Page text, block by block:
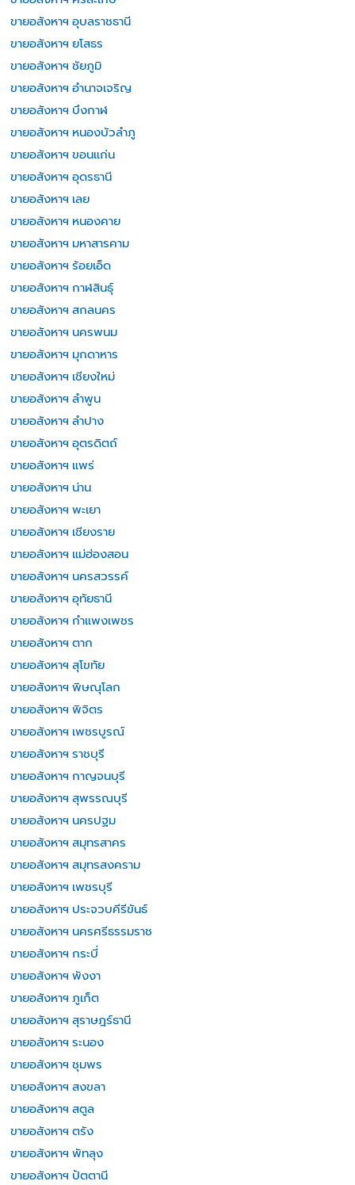
ขายอสังหาฯ อุบลราชธานี
ขายอสังหาฯ ยโสธร
ขายอสังหาฯ ชัยภูมิ
ขายอสังหาฯ อำนาจเจริญ
ขายอสังหาฯ บึงกาฬ
ขายอสังหาฯ หนองบัวลำภู
ขายอสังหาฯ ขอนแก่น
ขายอสังหาฯ อุดรธานี
ขายอสังหาฯ เลย
ขายอสังหาฯ หนองคาย
ขายอสังหาฯ มหาสารคาม
ขายอสังหาฯ ร้อยเอ็ด
ขายอสังหาฯ กาฬสินธุ์
ขายอสังหาฯ สกลนคร
ขายอสังหาฯ นครพนม
ขายอสังหาฯ มุกดาหาร
ขายอสังหาฯ เชียงใหม่
ขายอสังหาฯ ลำพูน
ขายอสังหาฯ ลำปาง
ขายอสังหาฯ อุตรดิตถ์
ขายอสังหาฯ แพร่
ขายอสังหาฯ น่าน
ขายอสังหาฯ พะเยา
ขายอสังหาฯ เชียงราย
ขายอสังหาฯ แม่ฮ่องสอน
ขายอสังหาฯ นครสวรรค์
ขายอสังหาฯ อุทัยธานี
ขายอสังหาฯ กำแพงเพชร
ขายอสังหาฯ ตาก
ขายอสังหาฯ สุโขทัย
ขายอสังหาฯ พิษณุโลก
ขายอสังหาฯ พิจิตร
ขายอสังหาฯ เพชรบูรณ์
ขายอสังหาฯ ราชบุรี
ขายอสังหาฯ กาญจนบุรี
ขายอสังหาฯ สุพรรณบุรี
ขายอสังหาฯ นครปฐม
ขายอสังหาฯ สมุทรสาคร
ขายอสังหาฯ สมุทรสงคราม
ขายอสังหาฯ เพชรบุรี
ขายอสังหาฯ ประจวบคีรีขันธ์
ขายอสังหาฯ นครศรีธรรมราช
ขายอสังหาฯ กระบี่
ขายอสังหาฯ พังงา
ขายอสังหาฯ ภูเก็ต
ขายอสังหาฯ สุราษฎร์ธานี
ขายอสังหาฯ ระนอง
ขายอสังหาฯ ชุมพร
ขายอสังหาฯ สงขลา
ขายอสังหาฯ สตูล
ขายอสังหาฯ ตรัง
ขายอสังหาฯ พัทลุง
ขายอสังหาฯ ปัตตานี